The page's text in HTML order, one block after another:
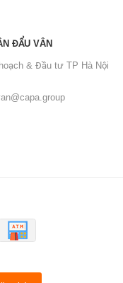
ĐẨU VÂN
& Đầu tư TP Hà Nội